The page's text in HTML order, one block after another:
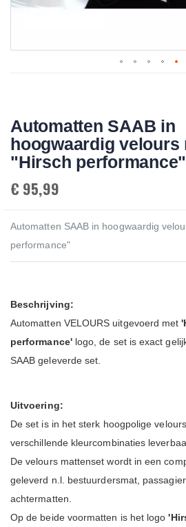
of
the
images
gallery
Automatten SAAB in
hoogwaardig velours
"Hirsch performance"
€ 95,99
Automatten SAAB in hoogwaardig
performance"
Beschrijving:
Automatten VELOURS uitgevoerd met
performance' logo, de set is exact
SAAB geleverde set.
Uitvoering:
De set is in het sterk hoogpolige
verschillende kleurcombinaties
De velours mattenset wordt in een
geleverd n.l. bestuurdersmat,
achtermatten.
Op de beide voormatten is het logo